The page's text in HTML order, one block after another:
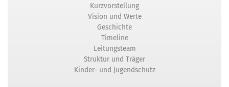
Kurzvorstellung
Vision und Werte
Geschichte
Timeline
Leitungsteam
Struktur und Träger
Kinder- und Jugendschutz